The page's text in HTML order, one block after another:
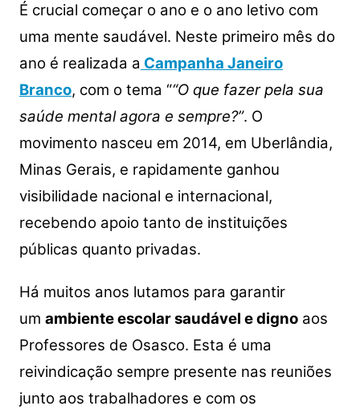
É crucial começar o ano e o ano letivo com
uma mente saudável. Neste primeiro mês do
ano é realizada a Campanha Janeiro
Branco, com o tema ““O que fazer pela sua
saúde mental agora e sempre?”. O
movimento nasceu em 2014, em Uberlândia,
Minas Gerais, e rapidamente ganhou
visibilidade nacional e internacional,
recebendo apoio tanto de instituições
públicas quanto privadas.
Há muitos anos lutamos para garantir
um ambiente escolar saudável e dignoaos
Professores de Osasco. Esta é uma
reivindicação sempre presente nas reuniões
junto aos trabalhadores e com os